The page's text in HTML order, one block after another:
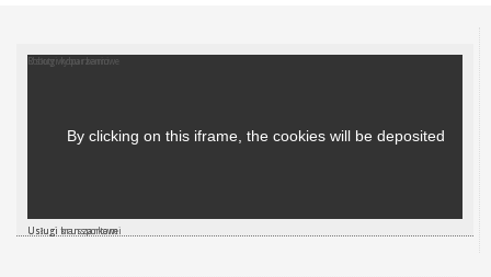
Roboty wyburzeniowe
Usługi koparkami
By clicking on this iframe, the cookies will be deposited
Usługi kruszarkami
Usługi transportowe